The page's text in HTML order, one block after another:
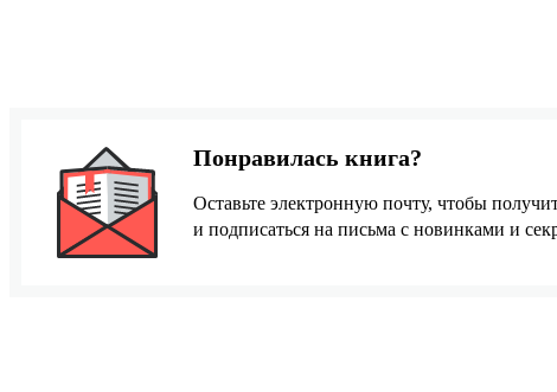
Понравилась книга?
Оставьте электронную почту, чтобы
и подписаться на письма с новинками и